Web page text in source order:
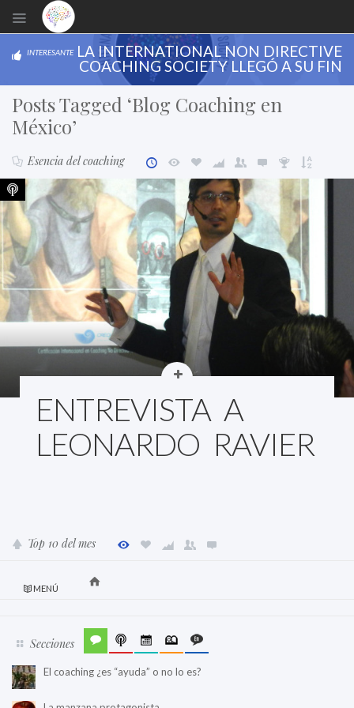
INTERESANTE LA INTERNATIONAL NON DIRECTIVE
COACHING SOCIETY LLEGÓ A SU FIN
Posts Tagged ‘Blog Coaching en
México’
Esencia del coaching
ENTREVISTA A
LEONARDO RAVIER
Top 10 del mes
MENÚ
Secciones
El coaching ¿es “ayuda” o no lo es?